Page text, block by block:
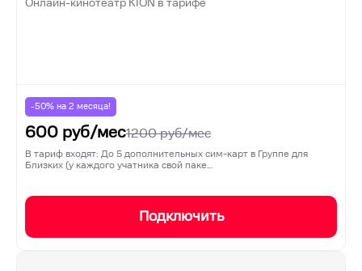
Онлайн-кинотеатр KION в тарифе
-50% на 2 месяца!
600 руб/мес1200руб/мес
В тариф входят: До 5 дополнительных сим-карт в Группе для
Близких (у каждого учатника свой паке…
Подключить